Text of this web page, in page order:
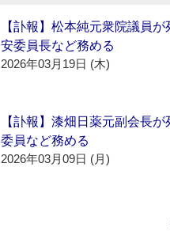
【訃報】松本純元衆院議員が
安委員長など務める
2026年03月19日 (木)
【訃報】漆畑日薬元副会長が
委員など務める
2026年03月09日 (月)